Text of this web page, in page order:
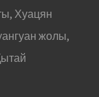
Хуацян
жолы,